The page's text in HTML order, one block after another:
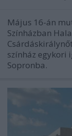
Május 16-án
Színházban
színház egykori
Sopronba.